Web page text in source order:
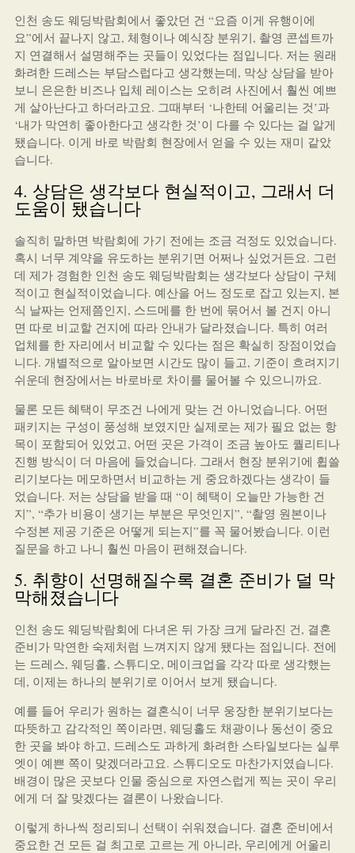
인천 송도 웨딩박람회에서 좋았던 건 “요즘 이게 유행이에
요”에서 끝나지 않고, 체형이나 예식장 분위기, 촬영 콘셉트까
지 연결해서 설명해주는 곳들이 있었다는 점입니다. 저는 원래
화려한 드레스는 부담스럽다고 생각했는데, 막상 상담을 받아
보니 은은한 비즈나 입체 레이스는 오히려 사진에서 훨씬 예쁘
게 살아난다고 하더라고요. 그때부터 ‘나한테 어울리는 것’과
‘내가 막연히 좋아한다고 생각한 것’이 다를 수 있다는 걸 알게
됐습니다. 이게 바로 박람회 현장에서 얻을 수 있는 재미 같았
습니다.
4. 상담은 생각보다 현실적이고, 그래서 더
도움이 됐습니다
솔직히 말하면 박람회에 가기 전에는 조금 걱정도 있었습니다.
혹시 너무 계약을 유도하는 분위기면 어쩌나 싶었거든요. 그런
데 제가 경험한 인천 송도 웨딩박람회는 생각보다 상담이 구체
적이고 현실적이었습니다. 예산을 어느 정도로 잡고 있는지, 본
식 날짜는 언제쯤인지, 스드메를 한 번에 묶어서 볼 건지 아니
면 따로 비교할 건지에 따라 안내가 달라졌습니다. 특히 여러
업체를 한 자리에서 비교할 수 있다는 점은 확실히 장점이었습
니다. 개별적으로 알아보면 시간도 많이 들고, 기준이 흐려지기
쉬운데 현장에서는 바로바로 차이를 물어볼 수 있으니까요.
물론 모든 혜택이 무조건 나에게 맞는 건 아니었습니다. 어떤
패키지는 구성이 풍성해 보였지만 실제로는 제가 필요 없는 항
목이 포함되어 있었고, 어떤 곳은 가격이 조금 높아도 퀄리티나
진행 방식이 더 마음에 들었습니다. 그래서 현장 분위기에 휩쓸
리기보다는 메모하면서 비교하는 게 중요하겠다는 생각이 들
었습니다. 저는 상담을 받을 때 “이 혜택이 오늘만 가능한 건
지”, “추가 비용이 생기는 부분은 무엇인지”, “촬영 원본이나
수정본 제공 기준은 어떻게 되는지”를 꼭 물어봤습니다. 이런
질문을 하고 나니 훨씬 마음이 편해졌습니다.
5. 취향이 선명해질수록 결혼 준비가 덜 막
막해졌습니다
인천 송도 웨딩박람회에 다녀온 뒤 가장 크게 달라진 건, 결혼
준비가 막연한 숙제처럼 느껴지지 않게 됐다는 점입니다. 전에
는 드레스, 웨딩홀, 스튜디오, 메이크업을 각각 따로 생각했는
데, 이제는 하나의 분위기로 이어서 보게 됐습니다.
예를 들어 우리가 원하는 결혼식이 너무 웅장한 분위기보다는
따뜻하고 감각적인 쪽이라면, 웨딩홀도 채광이나 동선이 중요
한 곳을 봐야 하고, 드레스도 과하게 화려한 스타일보다는 실루
엣이 예쁜 쪽이 맞겠더라고요. 스튜디오도 마찬가지였습니다.
배경이 많은 곳보다 인물 중심으로 자연스럽게 찍는 곳이 우리
에게 더 잘 맞겠다는 결론이 나왔습니다.
이렇게 하나씩 정리되니 선택이 쉬워졌습니다. 결혼 준비에서
중요한 건 모든 걸 최고로 고르는 게 아니라, 우리에게 어울리